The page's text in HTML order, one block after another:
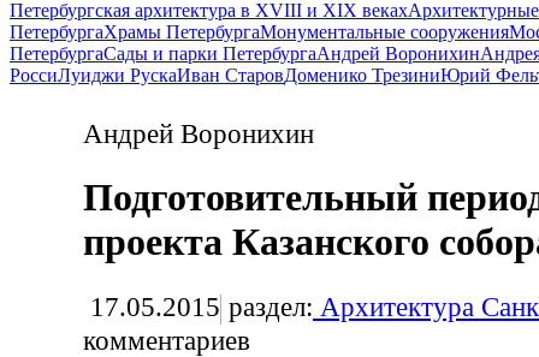
Петербургская архитектура в XVIII и XIX веках
ПетербургаХрамы ПетербургаМонументальные сооружения
ПетербургаСады и парки ПетербургаАндрей Воронихин
РоссиЛуиджи РускаИван СтаровДоменико ТрезиниЮрий
Андрей Воронихин
Подготовительный
проекта Казанского
17.05.2015 раздел: Архитектура
комментариев